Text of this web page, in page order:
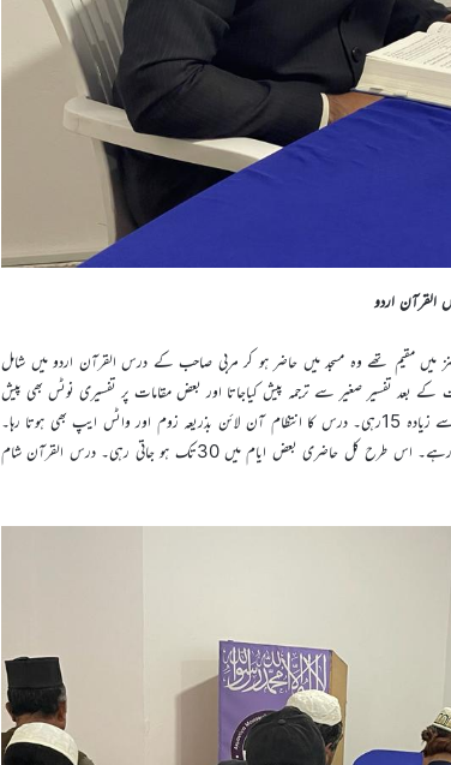
القرآن اردو
میں مقیم تھے وہ مسجد میں حاضر ہو کر مربی صاحب کے درس القرآن اردو میں شامل
بعد تفسیر صغیر سے ترجمہ پیش کیاجاتا اور بعض مقامات پر تفسیری نوٹس بھی پیش
کیے جاتے رہے۔ مسجد میں حاضر ہونے والوں کی تعداد کم سے کم 8اور زیادہ سے زیادہ 15رہی۔ درس کا انتظام آن لائن بذریعہ زوم اور واٹس ایپ بھی ہوتا رہا۔
جس میں ایتھنز اور باہر کے شہروں، دیہاتوں اور جزائر کے احباب شامل ہوتے رہے۔ اس طرح کل حاضری بعض ایام میں 30تک ہو جاتی رہی۔ درس القرآن شام